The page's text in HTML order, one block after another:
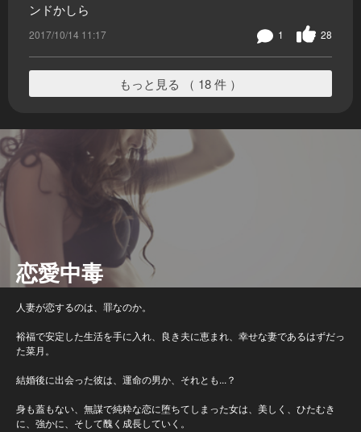
ンドかしら
2017/10/14 11:17 28
1
もっと見る （ 18 件 ）
恋愛中毒
人妻が恋するのは、罪なのか。
裕福で安定した生活を手に入れ、良き夫に恵まれ、幸せな妻であるはずだっ
た菜月。
結婚後に出会った彼は、運命の男か、それとも...？
身も蓋もない、無謀で純粋な恋に堕ちてしまった女は、美しく、ひたむき
に、強かに、そして醜く成長していく。